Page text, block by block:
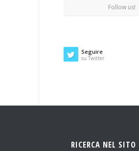
Follow us!
Seguire
su Twitter
RICERCA NEL SITO